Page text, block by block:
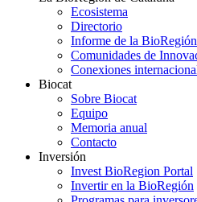
Ecosistema
Directorio
Informe de la BioRegión
Comunidades de
Conexiones
Biocat
Sobre Biocat
Equipo
Memoria anual
Contacto
Inversión
Invest BioRegion Portal
Invertir en la BioRegión